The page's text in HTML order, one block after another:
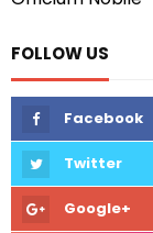
FOLLOW US
Facebook
Twitter
Google+